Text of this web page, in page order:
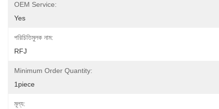
OEM Service:
Yes
পরিচিতিমুলক নাম:
RFJ
Minimum Order Quantity:
1piece
মূল্য: